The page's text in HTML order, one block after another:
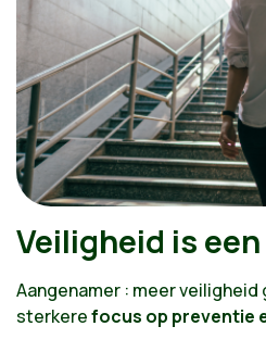
Veiligheid is
Aangenamer : meer
sterkerefocus op preventie